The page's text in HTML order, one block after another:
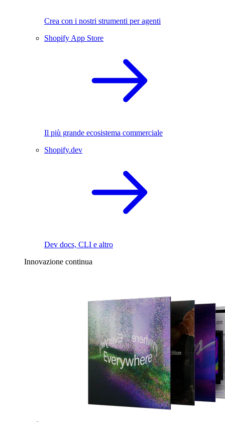
Crea con i nostri strumenti per agenti
Shopify App Store
Il più grande ecosistema commerciale
Shopify.dev
Dev docs, CLI e altro
Innovazione continua